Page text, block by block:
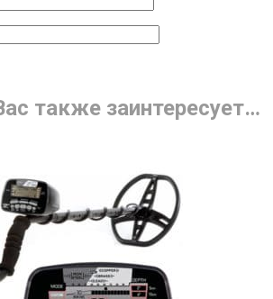
также заинтересует…